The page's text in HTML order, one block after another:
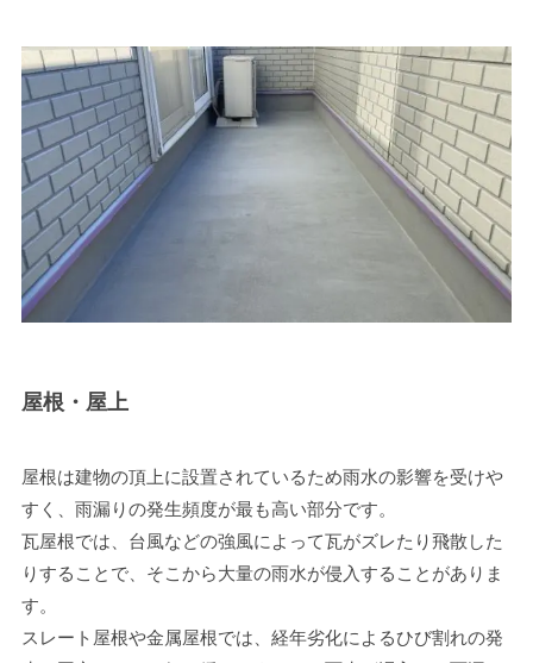
屋根・屋上
屋根は建物の頂上に設置されているため雨水の影響を受けや
すく、雨漏りの発生頻度が最も高い部分です。
瓦屋根では、台風などの強風によって瓦がズレたり飛散した
りすることで、そこから大量の雨水が侵入することがありま
す。
スレート屋根や金属屋根では、経年劣化によるひび割れの発